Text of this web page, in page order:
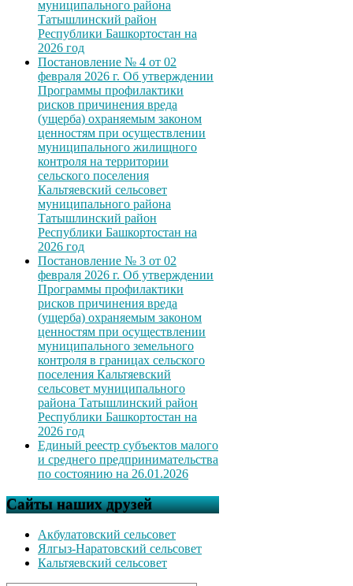
муниципального района
Татышлинский район
Республики Башкортостан на
2026 год
Постановление № 4 от 02
февраля 2026 г. Об утверждении
Программы профилактики
рисков причинения вреда
(ущерба) охраняемым законом
ценностям при осуществлении
муниципального жилищного
контроля на территории
сельского поселения
Кальтяевский сельсовет
муниципального района
Татышлинский район
Республики Башкортостан на
2026 год
Постановление № 3 от 02
февраля 2026 г. Об утверждении
Программы профилактики
рисков причинения вреда
(ущерба) охраняемым законом
ценностям при осуществлении
муниципального земельного
контроля в границах сельского
поселения Кальтяевский
сельсовет муниципального
района Татышлинский район
Республики Башкортостан на
2026 год
Единый реестр субъектов малого
и среднего предпринимательства
по состоянию на 26.01.2026
Сайты наших друзей
Акбулатовский сельсовет
Ялгыз-Наратовский сельсовет
Кальтяевский сельсовет